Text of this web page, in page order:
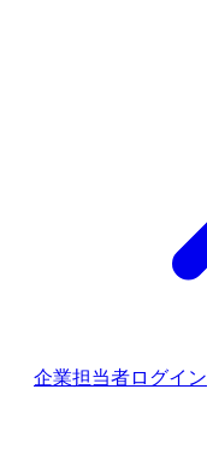
企業担当者ログイン